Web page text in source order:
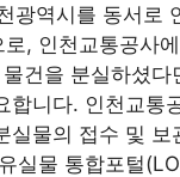
광역시를 동서로
로, 인천교통공사
건을 분실하셨다
합니다. 인천교통
실물의 접수 및 보
실물 통합포털